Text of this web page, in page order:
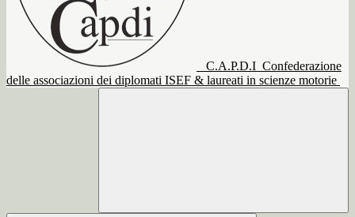
C.A.P.D.I Confederazione
delle associazioni dei diplomati ISEF & laureati in scienze motorie